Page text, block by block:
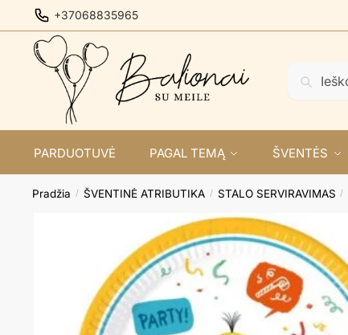
to
navigation
to
content
+37068835965
PARDUOTUVĖ PAGAL TEMĄ ŠVENTĖS
Pradžia / ŠVENTINĖ ATRIBUTIKA / STALO SERVIRAVIMAS /